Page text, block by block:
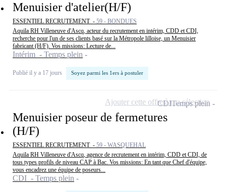
Menuisier d'atelier(H/F)
ESSENTIEL RECRUTEMENT - 59 - BONDUES
Aquila RH Villeneuve d'Ascq, acteur du recrutement en intérim, CDD et CDI,
recherche pour l'un de ses clients basé sur la Métropole lilloise, un Menuisier
fabricant (H/F). Vos missions: Lecture de...
Intérim - Temps plein
Publié il y a 17 jours Soyez parmi les 1ers à postuler
Menuisier poseur de fermetures
(H/F)
ESSENTIEL RECRUTEMENT - 59 - WASQUEHAL
Aquila RH Villeneuve d'Ascq, agence de recrutement en intérim, CDD et CDI, de
tous types profils de niveau CAP à Bac. Vos missions: En tant que Chef d'équipe,
vous encadrez une équipe de poseurs...
CDI - Temps plein
CDITemps plein
Ajouter cette offre à ma sélection